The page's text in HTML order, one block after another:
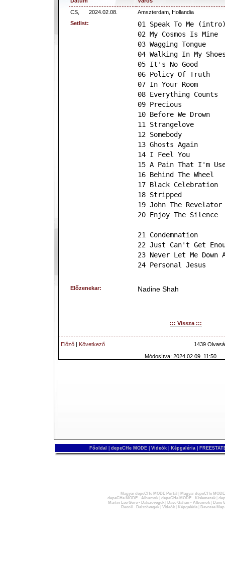
CS,
2024.02.08.
Amszterdam, Hollandia
Setlist:
01 Speak To Me
02 My Cosmos Is Mine
03 Wagging Tongue
04 Walking In My
05 It's No Good
06 Policy Of Truth
07 In Your Room
08 Everything Counts
09 Precious
10 Before We Drown
11 Strangelove
12 Somebody
13 Ghosts Again
14 I Feel You
15 A Pain That I'm
16 Behind The Wheel
17 Black Celebration
18 Stripped
19 John The Revelator
20 Enjoy The Silence
21 Condemnation
22 Just Can't Get
23 Never Let Me Down
24 Personal Jesus
Előzenekar: Nadine Shah
::: Vissza :::
Előző | Következő
1439
Módosítva: 2024.02.09. 11:50
Főoldal depeCHe MODE Videók Képgaléria
Magyar depeCHe MODE Portál
Magyar depeCHe
depeCHe MODE - Albumok| depeCHe MODE - Kislemezek|
Martin Lee Gore - Dalszövegek| Dave Gahan - Albumok|
Dave
Recoil - Dalszövegek| Videók| Képgaléria| Devotee Map